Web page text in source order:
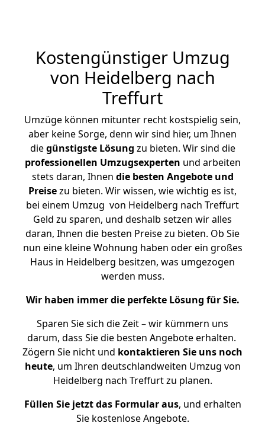
Kostengünstiger Umzug
von Heidelberg nach
Treffurt
Umzüge können mitunter recht kostspielig sein,
aber keine Sorge, denn wir sind hier, um Ihnen
diegünstigste Lösung zu bieten. Wir sind die
professionellen Umzugsexperten und arbeiten
stets daran, Ihnen die besten Angebote und
Preisezu bieten. Wir wissen, wie wichtig es ist,
bei einem Umzug von Heidelberg nach Treffurt
Geld zu sparen, und deshalb setzen wir alles
daran, Ihnen die besten Preise zu bieten. Ob Sie
nun eine kleine Wohnung haben oder ein großes
Haus in Heidelberg besitzen, was umgezogen
werden muss.
Wir haben immer die perfekte Lösung für Sie.
Sparen Sie sich die Zeit – wir kümmern uns
darum, dass Sie die besten Angebote erhalten.
Zögern Sie nicht und kontaktieren Sie uns noch
heute, um Ihren deutschlandweiten Umzug von
Heidelberg nach Treffurt zu planen.
Füllen Sie jetzt das Formular aus, und erhalten
Sie kostenlose Angebote.